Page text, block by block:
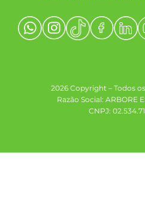
2026 Copyright – Todos
Razão Social: ARBORE
CNPJ: